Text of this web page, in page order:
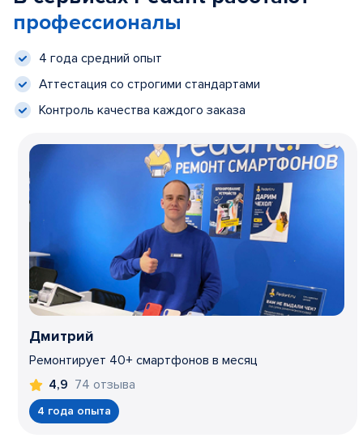
профессионалы
4 года средний опыт
Аттестация со строгими стандартами
Контроль качества каждого заказа
Дмитрий
Ремонтирует 40+ смартфонов в месяц
4,9 74 отзыва
4 года опыта